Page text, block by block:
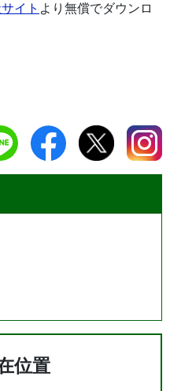
イト より無償でダウンロ
位置